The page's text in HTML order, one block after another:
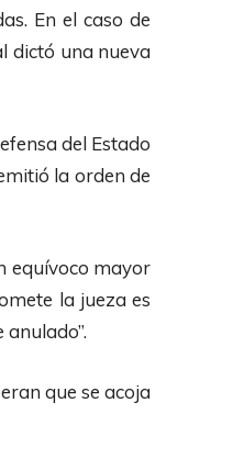
En el caso de
dictó una nueva
del Estado
la orden de
equívoco mayor
la jueza es
que se acoja